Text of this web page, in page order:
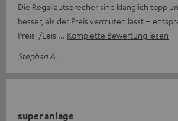
Die Regallautsprecher sind klanglich topp
besser, als der Preis vermuten lässt –
Preis-/Leis
Komplette Bewertung lesen
Stephan A.
super anlage